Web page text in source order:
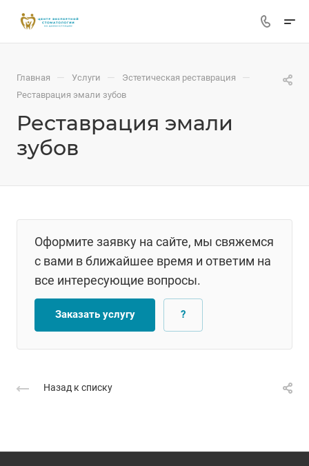
Главная — Услуги — Эстетическая реставрация —
Реставрация эмали зубов
Реставрация эмали
зубов
Оформите заявку на сайте, мы свяжемся
с вами в ближайшее время и ответим на
все интересующие вопросы.
Заказать услугу ?
Назад к списку